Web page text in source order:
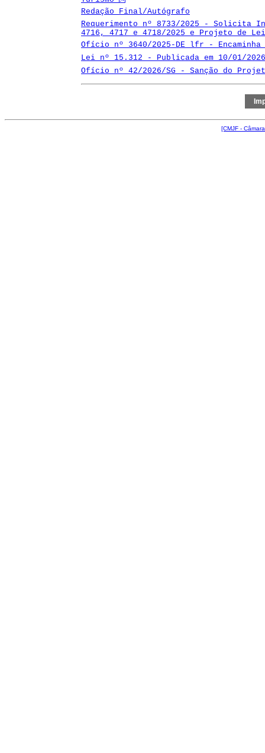
Redação Final/Autógrafo
Requerimento nº 8733/2025 - Solicita
4716, 4717 e 4718/2025 e Projeto de
Ofício nº 3640/2025-DE lfr -
Lei nº 15.312 - Publicada em 10/01/2026
Ofício nº 42/2026/SG - Sanção do
[CMJF -